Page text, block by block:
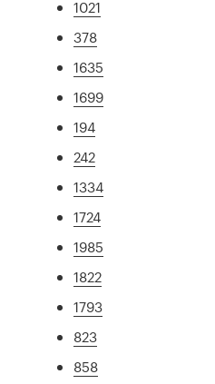
1021
378
1635
1699
194
242
1334
1724
1985
1822
1793
823
858